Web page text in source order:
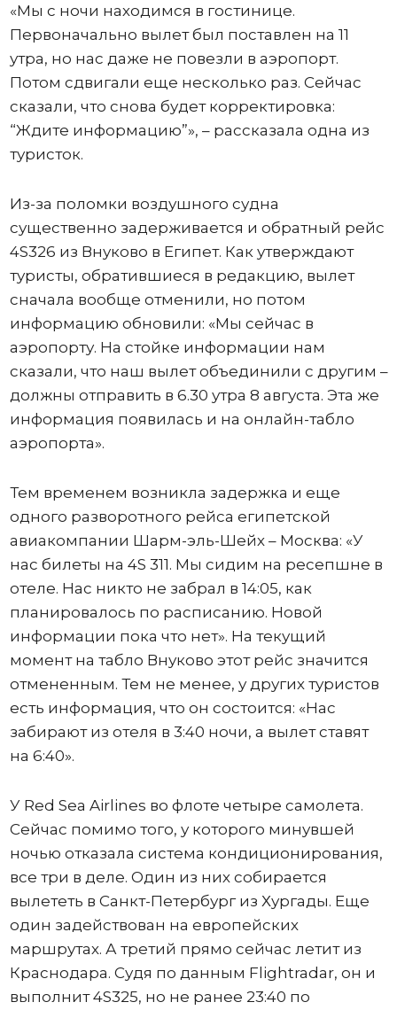
«Мы с ночи находимся в гостинице.
Первоначально вылет был поставлен на 11
утра, но нас даже не повезли в аэропорт.
Потом сдвигали еще несколько раз. Сейчас
сказали, что снова будет корректировка:
“Ждите информацию”», – рассказала одна из
туристок.
Из-за поломки воздушного судна
существенно задерживается и обратный рейс
4S326 из Внуково в Египет. Как утверждают
туристы, обратившиеся в редакцию, вылет
сначала вообще отменили, но потом
информацию обновили: «Мы сейчас в
аэропорту. На стойке информации нам
сказали, что наш вылет объединили с другим –
должны отправить в 6.30 утра 8 августа. Эта же
информация появилась и на онлайн-табло
аэропорта».
Тем временем возникла задержка и еще
одного разворотного рейса египетской
авиакомпании Шарм-эль-Шейх – Москва: «У
нас билеты на 4S 311. Мы сидим на ресепшне в
отеле. Нас никто не забрал в 14:05, как
планировалось по расписанию. Новой
информации пока что нет». На текущий
момент на табло Внуково этот рейс значится
отмененным. Тем не менее, у других туристов
есть информация, что он состоится: «Нас
забирают из отеля в 3:40 ночи, а вылет ставят
на 6:40».
У Red Sea Airlines во флоте четыре самолета.
Сейчас помимо того, у которого минувшей
ночью отказала система кондиционирования,
все три в деле. Один из них собирается
вылететь в Санкт-Петербург из Хургады. Еще
один задействован на европейских
маршрутах. А третий прямо сейчас летит из
Краснодара. Судя по данным Flightradar, он и
выполнит 4S325, но не ранее 23:40 по